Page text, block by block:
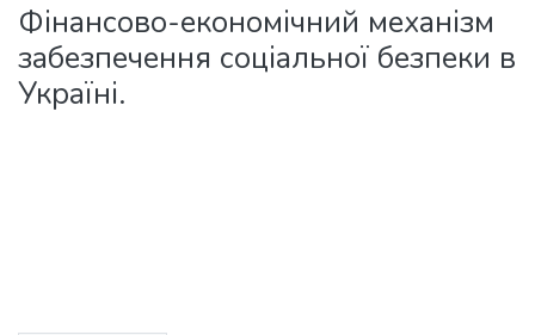
Statistics
Фінансово-економічний механізм
забезпечення соціальної безпеки в
Україні.